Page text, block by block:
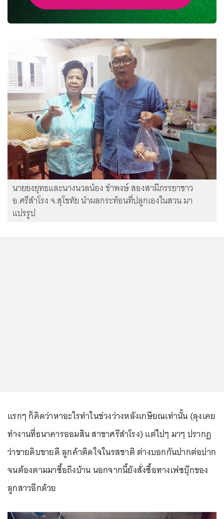
นายยงยุทธและนางนวลน้อง ขำพงษ์ สองสามีภรรยาชาว
อ.ศรีสำโรง จ.สุโขทัย นำผลกระท้อนที่ปลูกเองในสวน มา
แปรรูป
แรกๆ ก็คิดว่าหาอะไรทำในช่วงว่างหลังเกษียณเท่านั้น (ลุงเคย
ทำงานที่ธนาคารออมสิน สาขาศรีสำโรง) แต่ไปๆ มาๆ ปรากฏ
ว่าขายดิบขายดี ลูกค้าติดใจในรสชาติ ต่างบอกกันปากต่อปาก
จนต้องตามมาซื้อถึงบ้าน นอกจากนี้ยังสั่งซื้อทางเฟซบุ๊กของ
ลูกสาวอีกด้วย